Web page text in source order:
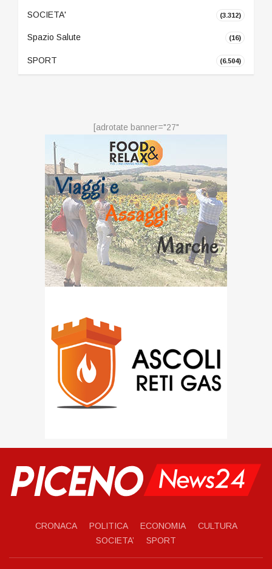
SOCIETA' (3.312)
Spazio Salute (16)
SPORT (6.504)
[adrotate banner="27"
CRONACA POLITICA ECONOMIA
CULTURA
SOCIETA’
SPORT